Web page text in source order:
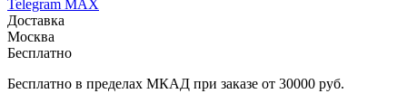
Telegram MAX
Доставка
Москва
Бесплатно
Бесплатно в пределах МКАД при заказе от 30000 руб.